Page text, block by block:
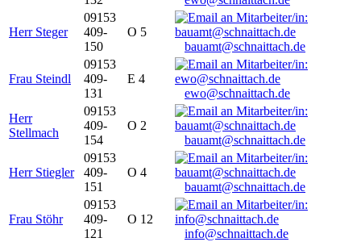
Herr Steger
09153
409-
150
O 5
bauamt@schnaittach.de
Frau Steindl
09153
409-
131
E 4
ewo@schnaittach.de
Herr
Stellmach
09153
409-
154
O 2
bauamt@schnaittach.de
Herr Stiegler
09153
409-
151
O 4
bauamt@schnaittach.de
Frau Stöhr
09153
409-
121
O 12
info@schnaittach.de